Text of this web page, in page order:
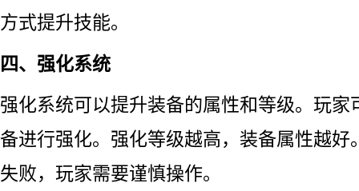
方式提升技能。
四、强化系统
强化系统可以提升装备的属性和等级。玩家
备进行强化。强化等级越高，装备属性越好
失败，玩家需要谨慎操作。